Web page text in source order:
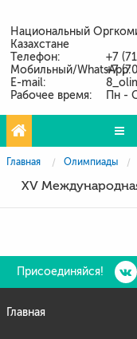
Национальный
Казахстане
Телефон:
+7
Мобильный/WhatsApp:
+7
E-mail:
Рабочее время:
Пн -
Олимпиады
Контакты
Фото и видео
Главная Олимпиады
XV
Присоединяйся!
Главная